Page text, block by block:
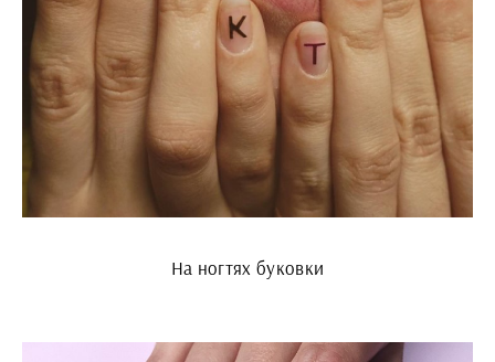
На ногтях буковки